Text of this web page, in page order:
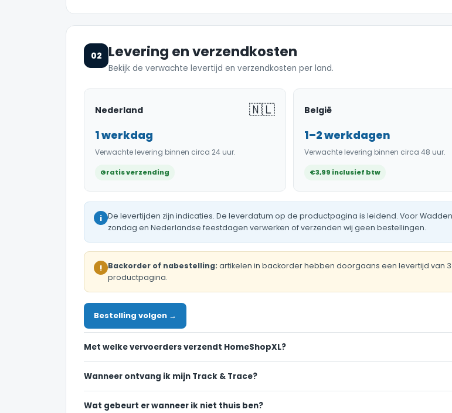
02 Levering en verzendkosten
Bekijk de verwachte levertijd en verzendkosten per land.
Nederland 🇳🇱
1 werkdag
Verwachte levering binnen circa 24 uur.
Gratis verzending
België
1–2 werkdagen
Verwachte levering binnen circa 48 uur.
€3,99 inclusief btw
i De levertijden zijn indicaties. De leverdatum op de productpagina is leidend. Voor
zondag en Nederlandse feestdagen verwerken of verzenden wij geen bestellingen.
! Backorder of nabestelling: artikelen in backorder hebben doorgaans een levertijd van
productpagina.
Bestelling volgen →
Met welke vervoerders verzendt HomeShopXL?
Wanneer ontvang ik mijn Track & Trace?
Wat gebeurt er wanneer ik niet thuis ben?